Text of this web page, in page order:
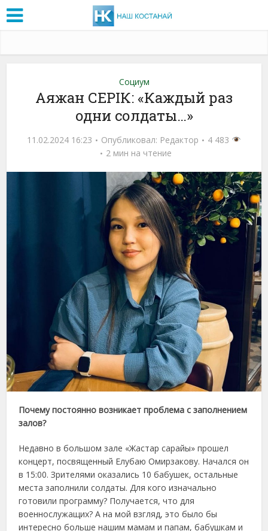
Социум
Аяжан СЕРIК: «Каждый раз
одни солдаты…»
11.02.2024 16:23 Опубликовал: Редактор
4 483
2 мин на чтение
Почему постоянно возникает проблема с заполнением
залов?
Недавно в большом зале «Жастар сарайы» прошел
концерт, посвященный Елубаю Омирзакову. Начался он
в 15:00. Зрителями оказались 10 бабушек, остальные
места заполнили солдаты. Для кого изначально
готовили программу? Получается, что для
военнослужащих? А на мой взгляд, это было бы
интересно больше нашим мамам и папам, бабушкам и